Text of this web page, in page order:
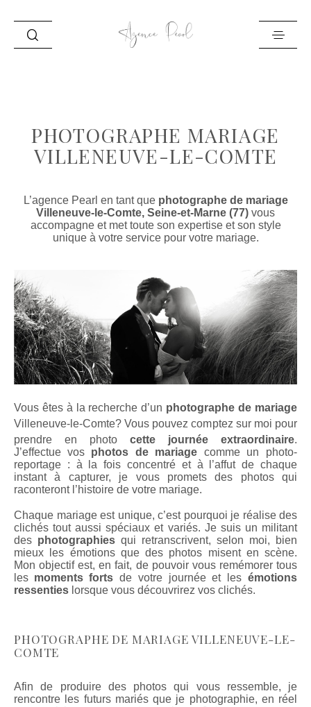
PORTFOLIO
PHOTOGRAPHE MARIAGE
VILLENEUVE-LE-COMTE
L’agence Pearl en tant que photographe de mariage
Villeneuve-le-Comte, Seine-et-Marne (77) vous
accompagne et met toute son expertise et son style
unique à votre service pour votre mariage.
Vous êtes à la recherche d’un photographe de mariage
Villeneuve-le-Comte? Vous pouvez comptez sur moi pour
prendre en photo cette journée extraordinaire.
J’effectue vos photos de mariage comme un photo-
reportage : à la fois concentré et à l’affut de chaque
instant à capturer, je vous promets des photos qui
raconteront l’histoire de votre mariage.
Chaque mariage est unique, c’est pourquoi je réalise des
clichés tout aussi spéciaux et variés. Je suis un militant
des photographies qui retranscrivent, selon moi, bien
mieux les émotions que des photos misent en scène.
Mon objectif est, en fait, de pouvoir vous remémorer tous
les moments forts de votre journée et les émotions
ressenties lorsque vous découvrirez vos clichés.
PHOTOGRAPHE DE MARIAGE VILLENEUVE-LE-
COMTE
Afin de produire des photos qui vous ressemble, je
rencontre les futurs mariés que je photographie, en réel